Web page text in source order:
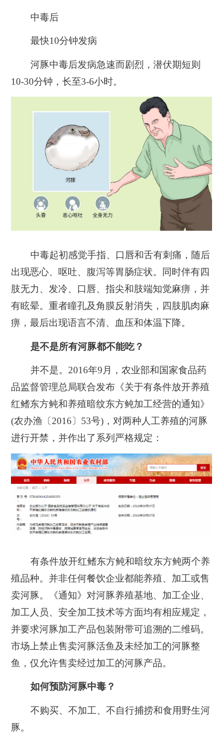
中毒后
最快10分钟发病
河豚中毒后发病急速而剧烈，潜伏期短则
10-30分钟，长至3-6小时。
中毒起初感觉手指、口唇和舌有刺痛，随后
出现恶心、呕吐、腹泻等胃肠症状。同时伴有四
肢无力、发冷、口唇、指尖和肢端知觉麻痹，并
有眩晕。重者瞳孔及角膜反射消失，四肢肌肉麻
痹，最后出现语言不清、血压和体温下降。
是不是所有河豚都不能吃？
并不是。2016年9月，农业部和国家食品药
品监督管理总局联合发布《关于有条件放开养殖
红鳍东方鲀和养殖暗纹东方鲀加工经营的通知》
(农办渔〔2016〕53号)，对两种人工养殖的河豚
进行开禁，并作出了系列严格规定：
有条件放开红鳍东方鲀和暗纹东方鲀两个养
殖品种。 并非任何餐饮企业都能养殖、加工或售
卖河豚。
《通知》对河豚养殖基地、加工企业、
加工人员、安全加工技术等方面均有相应规定，
并要求河豚加工产品包装附带可追溯的二维码。
市场上禁止售卖河豚活鱼及未经加工的河豚整
鱼，仅允许售卖经过加工的河豚产品。
如何预防河豚中毒？
不购买、不加工、不自行捕捞和食用野生河
豚。